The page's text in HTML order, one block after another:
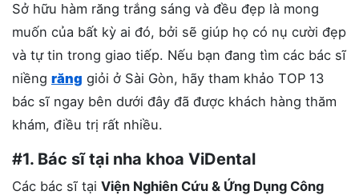
Sở hữu hàm răng trắng sáng và đều đẹp là mong
muốn của bất kỳ ai đó, bởi sẽ giúp họ có nụ cười đẹp
và tự tin trong giao tiếp. Nếu bạn đang tìm các bác sĩ
niềng răng giỏi ở Sài Gòn, hãy tham khảo TOP 13
bác sĩ ngay bên dưới đây đã được khách hàng thăm
khám, điều trị rất nhiều.
#1. Bác sĩ tại nha khoa ViDental
Các bác sĩ tại Viện Nghiên Cứu & Ứng Dụng Công